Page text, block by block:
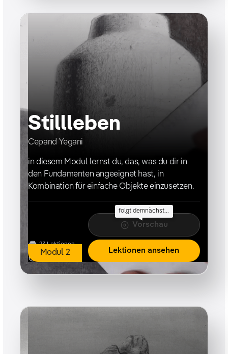
Stillleben
Cepand Yegani
in diesem Modul lernst du, das, was du dir in
den Fundamenten angeeignet hast, in
Kombination für einfache Objekte einzusetzen.
23Lektionen
folgt demnächst...
Vorschau
Lektionen ansehen
Modul 2